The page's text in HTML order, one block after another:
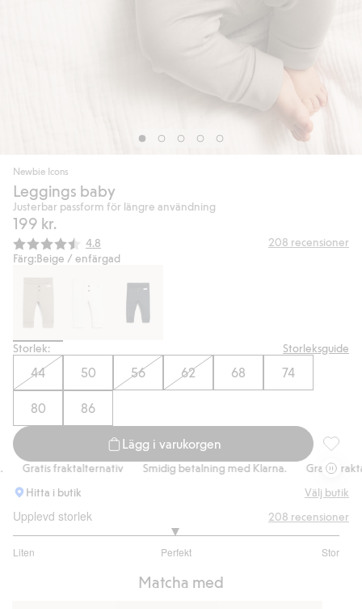
Newbie Icons
Leggings baby
Justerbar passform för längre användning
199 kr.
Snittbetyg:
4.8 208 recensioner
Färg:Beige / enfärgad
Storlek: Storleksguide
44 50 56 62 68 74
80 86
Lägg i varukorgen
Gratis fraktalternativ Smidig betalning med Klarna.
Gratis
Hitta i butik
Välj butik
Upplevd storlek
Liten Perfekt Stor
utav
208 recensioner
Matcha med